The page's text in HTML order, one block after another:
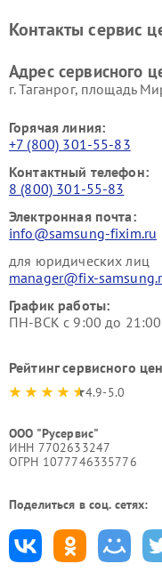
Контакты сервис
Адрес сервисного
г. Таганрог, площадь
Горячая линия:
+7 (800) 301-55-83
Контактный телефон:
8 (800) 301-55-83
Электронная почта:
info@samsung-fixim.ru
для юридических лиц
manager@fix-
График работы:
ПН-ВСК с 9:00 до
Рейтинг сервисного
4.9-5.0
ООО "Русервис"
ИНН 7702633247
ОГРН 1077746335776
Поделиться в соц. сетях: